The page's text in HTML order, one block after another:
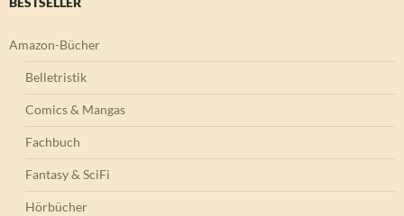
Amazon-Bücher
Belletristik
Comics & Mangas
Fachbuch
Fantasy & SciFi
Hörbücher